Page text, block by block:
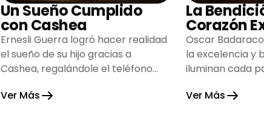
Un Sueño Cumplido
con Cashea
Ernesli Guerra logró hacer realidad
el sueño de su hijo gracias a
Cashea, regalándole el teléfono
alegría su hogar.
Ver Más
La
Corazón
Oscar
la excelencia y
iluminan cada
gratitud y
Ver Más